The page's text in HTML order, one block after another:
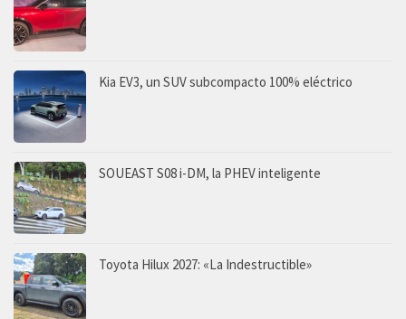
Kia EV3, un SUV subcompacto 100% eléctrico
SOUEAST S08 i-DM, la PHEV inteligente
Toyota Hilux 2027: «La Indestructible»